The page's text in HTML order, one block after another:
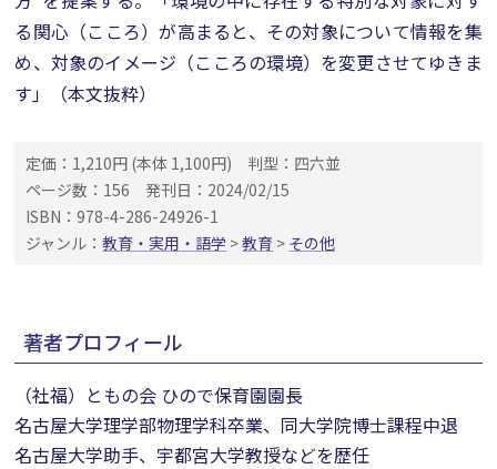
る関心（こころ）が高まると、その対象について情報を集
め、対象のイメージ（こころの環境）を変更させてゆきま
す」（本文抜粋）
定価：1,210円 (本体 1,100円)
判型：四六並
ページ数：156
発刊日：2024/02/15
ISBN：978-4-286-24926-1
ジャンル：教育・実用・語学 >教育 > その他
著者プロフィール
（社福）ともの会 ひので保育園園長
名古屋大学理学部物理学科卒業、同大学院博士課程中退
名古屋大学助手、宇都宮大学教授などを歴任